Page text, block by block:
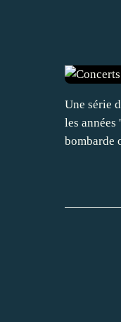
Une série
les
bombarde